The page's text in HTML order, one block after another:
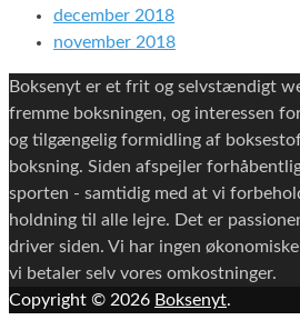
december 2018
november 2018
Boksenyt er et frit og selvstændigt
fremme boksningen, og interessen
og tilgængelig formidling af
boksning. Siden afspejler
sporten - samtidig med at vi
holdning til alle lejre. Det er
driver siden. Vi har ingen
vi betaler selv vores omkostninger.
Copyright © 2026 Boksenyt.